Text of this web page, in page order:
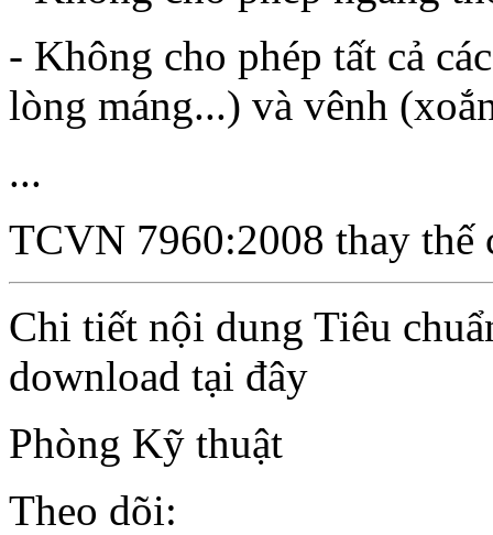
- Không cho phép tất cả
lòng máng...) và vênh
...
TCVN 7960:2008 thay
Chi tiết nội dung Tiêu
download tại đây
Phòng Kỹ thuật
Theo dõi: